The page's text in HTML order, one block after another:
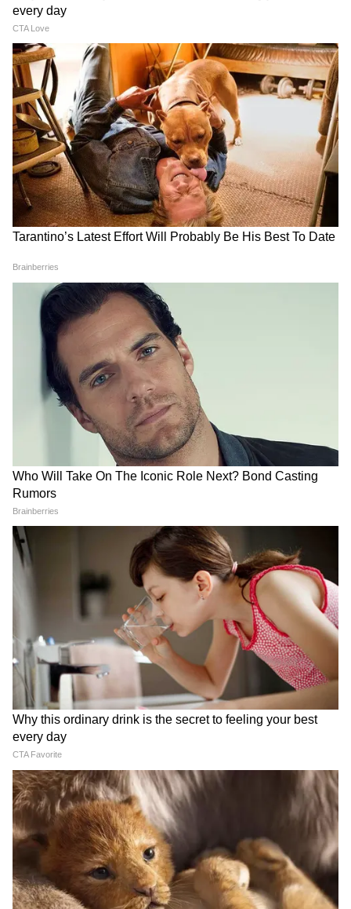
LATEST VIDEOS
Modi in IIT Delhi: '1 लाख करोड़..अंग्रेजी में
बोलूं', देश के युवाओं को Modi ने दिया बहुत बड़ा
टास्क
देर रात Rishabh Pant की इस शिकायत पर
CM Pushkar Dhami की पहली प्रतिक्रिया